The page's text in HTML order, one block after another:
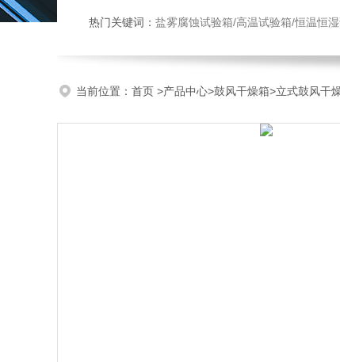
热门关键词： 盐雾腐蚀试验箱/高温试验箱/恒温恒
当前位置： 首页 >产品中心>鼓风干燥箱>立式鼓风干